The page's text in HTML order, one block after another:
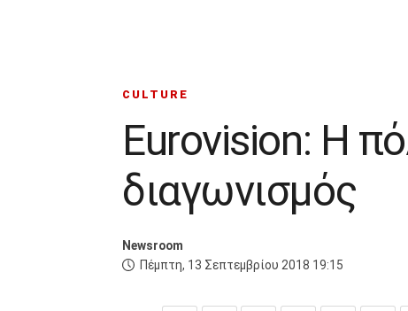
CULTURE
Eurovision: Η
διαγωνισμός
Newsroom
Πέμπτη, 13 Σεπτεμβρίου 2018 19:15